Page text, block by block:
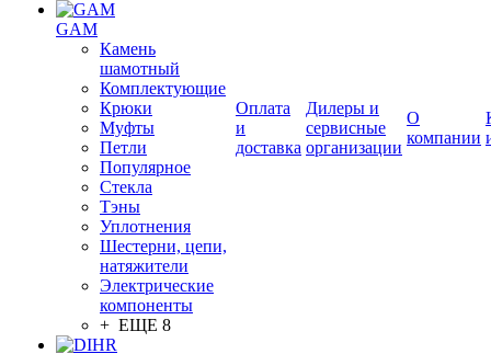
GAM
Камень
шамотный
Комплектующие
Крюки
Муфты
Петли
Популярное
Стекла
Тэны
Уплотнения
Шестерни, цепи,
натяжители
Электрические
компоненты
+ ЕЩЕ 8
Оплата
и
доставка
Дилеры и
сервисные
организации
О
компании